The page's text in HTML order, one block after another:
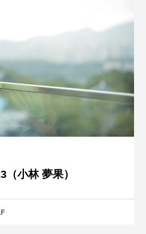
小林 夢果）